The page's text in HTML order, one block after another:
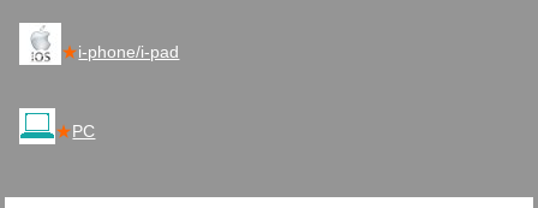
★i-phone/i-pad
★PC